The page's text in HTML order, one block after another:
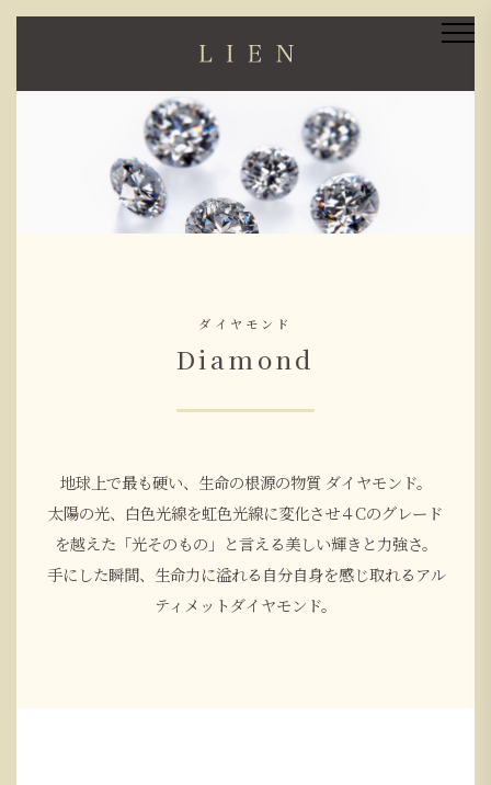
ダイヤモンド
Diamond
地球上で最も硬い、生命の根源の物質 ダイヤモンド。
太陽の光、白色光線を虹色光線に変化させ４Cのグレード
を越えた「光そのもの」と言える美しい輝きと力強さ。
手にした瞬間、生命力に溢れる自分自身を感じ取れるアル
ティメットダイヤモンド。